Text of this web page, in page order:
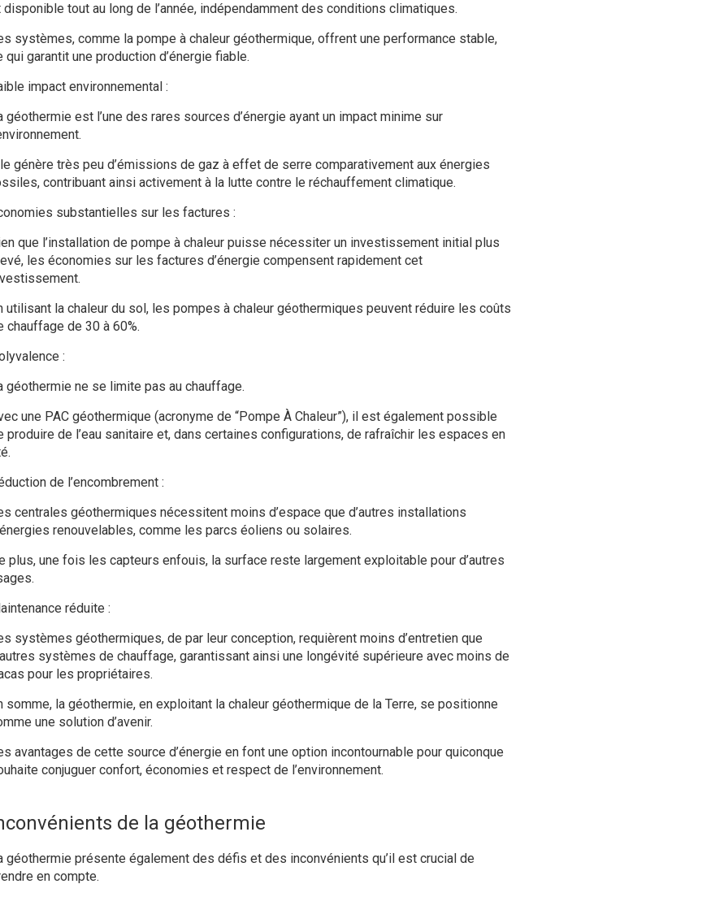
disponible tout au long de l’année, indépendamment des conditions climatiques.
systèmes, comme la pompe à chaleur géothermique, offrent une performance stable,
qui garantit une production d’énergie fiable.
impact environnemental :
géothermie est l’une des rares sources d’énergie ayant un impact minime sur
génère très peu d’émissions de gaz à effet de serre comparativement aux énergies
contribuant ainsi activement à la lutte contre le réchauffement climatique.
substantielles sur les factures :
que l’installation de pompe à chaleur puisse nécessiter un investissement initial plus
les économies sur les factures d’énergie compensent rapidement cet
utilisant la chaleur du sol, les pompes à chaleur géothermiques peuvent réduire les coûts
chauffage de 30 à 60%.
:
géothermie ne se limite pas au chauffage.
une PAC géothermique (acronyme de “Pompe À Chaleur”), il est également possible
produire de l’eau sanitaire et, dans certaines configurations, de rafraîchir les espaces en
de l’encombrement :
centrales géothermiques nécessitent moins d’espace que d’autres installations
renouvelables, comme les parcs éoliens ou solaires.
plus, une fois les capteurs enfouis, la surface reste largement exploitable pour d’autres
réduite :
systèmes géothermiques, de par leur conception, requièrent moins d’entretien que
systèmes de chauffage, garantissant ainsi une longévité supérieure avec moins de
pour les propriétaires.
somme, la géothermie, en exploitant la chaleur géothermique de la Terre, se positionne
une solution d’avenir.
avantages de cette source d’énergie en font une option incontournable pour quiconque
conjuguer confort, économies et respect de l’environnement.
de la géothermie
géothermie présente également des défis et des inconvénients qu’il est crucial de
en compte.